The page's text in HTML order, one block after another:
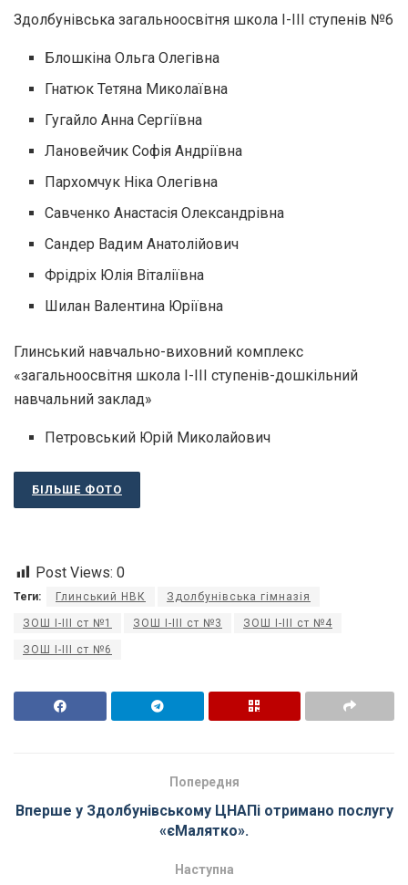
Здолбунівська загальноосвітня школа І-ІІІ ступенів №6
Блошкіна Ольга Олегівна
Гнатюк Тетяна Миколаївна
Гугайло Анна Сергіївна
Лановейчик Софія Андріївна
Пархомчук Ніка Олегівна
Савченко Анастасія Олександрівна
Сандер Вадим Анатолійович
Фрідріх Юлія Віталіївна
Шилан Валентина Юріївна
Глинський навчально-виховний комплекс
«загальноосвітня школа І-ІІІ ступенів-дошкільний
навчальний заклад»
Петровський Юрій Миколайович
БІЛЬШЕ ФОТО
Post Views: 0
Теги: Глинський НВК Здолбунівська гімназія
ЗОШ І-ІІІ ст №1 ЗОШ І-ІІІ ст №3 ЗОШ І-ІІІ ст №4
ЗОШ І-ІІІ ст №6
Попередня
Вперше у Здолбунівському ЦНАПі отримано послугу
«єМалятко».
Наступна